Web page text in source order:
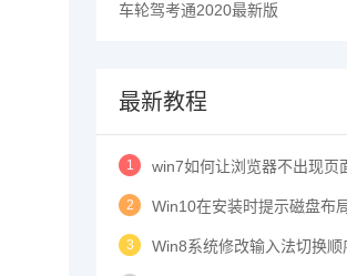
车轮驾考通2020最新版
最新教程
1 win7如何让浏览器不出现页
2 Win10在安装时提示磁盘布
3 Win8系统修改输入法切换顺